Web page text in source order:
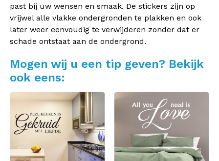
past bij uw wensen en smaak. De stickers zijn op
vrijwel alle vlakke ondergronden te plakken en ook
later weer eenvoudig te verwijderen zonder dat er
schade ontstaat aan de ondergrond.
Mogen wij u een tip geven? Bekijk
ook eens: